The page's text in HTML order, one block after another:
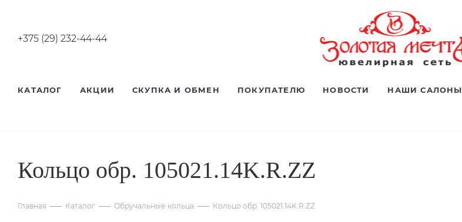
+375 (29) 232-44-44
КАТАЛОГ АКЦИИ СКУПКА И ОБМЕН ПОКУПАТЕЛЮ НОВОСТИ НАШИ САЛОНЫ
Кольцо обр. 105021.14K.R.ZZ
Главная Каталог Обручальные кольца Кольцо обр. 105021.14K.R.ZZ